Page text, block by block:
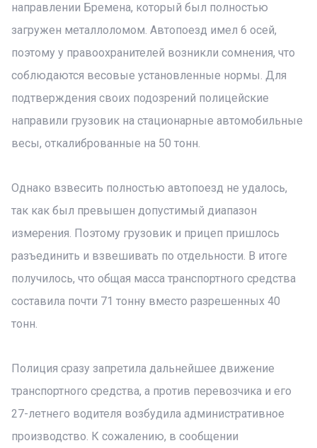
направлении Бремена, который был полностью
загружен металлоломом. Автопоезд имел 6 осей,
поэтому у правоохранителей возникли сомнения, что
соблюдаются весовые установленные нормы. Для
подтверждения своих подозрений полицейские
направили грузовик на стационарные автомобильные
весы, откалиброванные на 50 тонн.
Однако взвесить полностью автопоезд не удалось,
так как был превышен допустимый диапазон
измерения. Поэтому грузовик и прицеп пришлось
разъединить и взвешивать по отдельности. В итоге
получилось, что общая масса транспортного средства
составила почти 71 тонну вместо разрешенных 40
тонн.
Полиция сразу запретила дальнейшее движение
транспортного средства, а против перевозчика и его
27-летнего водителя возбудила административное
производство. К сожалению, в сообщении